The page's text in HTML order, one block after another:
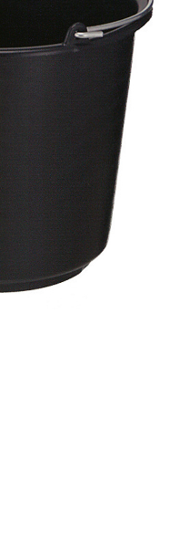
je ingelogd zijn.